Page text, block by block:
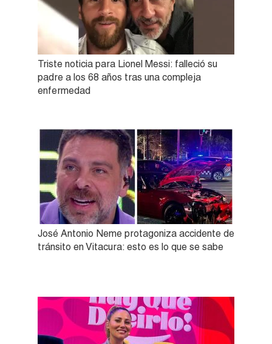
Triste noticia para Lionel Messi: falleció su
padre a los 68 años tras una compleja
enfermedad
José Antonio Neme protagoniza accidente de
tránsito en Vitacura: esto es lo que se sabe